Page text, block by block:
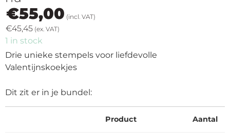
€55,00 (incl. VAT)
€45,45 (ex. VAT)
1 in stock
Drie unieke stempels voor liefdevolle
Valentijnskoekjes
Dit zit er in je bundel:
Product Aantal